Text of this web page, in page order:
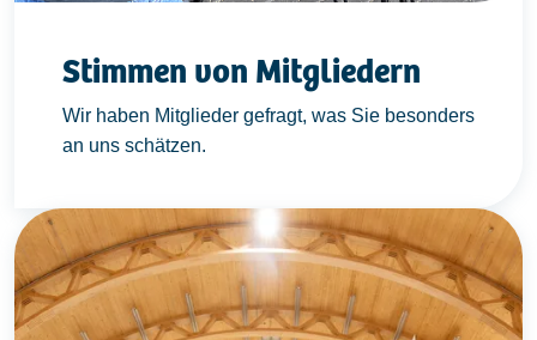
Stimmen von Mitgliedern
Wir haben Mitglieder gefragt, was Sie besonders
an uns schätzen.